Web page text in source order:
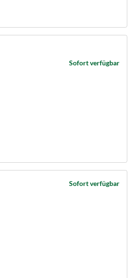
Sofort verfügbar
Sofort verfügbar